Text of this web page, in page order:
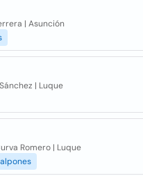
| Asunción
| Luque
Romero | Luque